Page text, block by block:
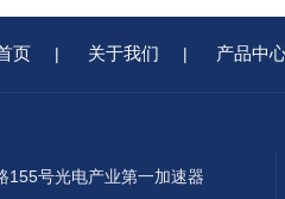
页 | 关于我们 | 产品中
155号光电产业第一加速器